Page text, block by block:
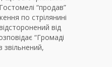
“продав”
по стрілянині
від
“Громаді
звільнений,